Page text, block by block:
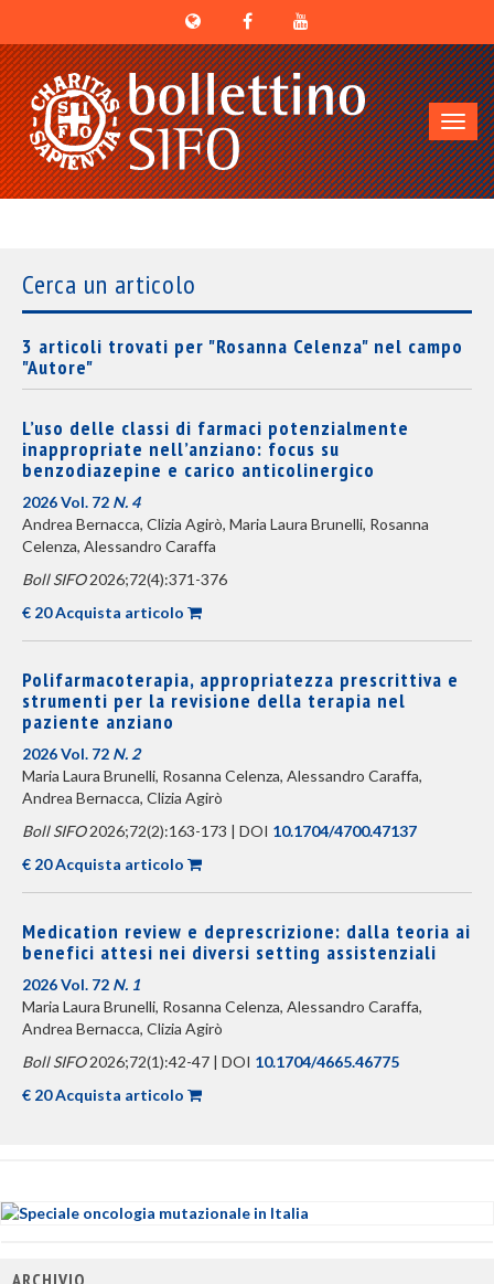
Cerca un articolo
3 articoli trovati per "Rosanna Celenza" nel campo
"Autore"
L’uso delle classi di farmaci potenzialmente
inappropriate nell’anziano: focus su
benzodiazepine e carico anticolinergico
2026 Vol. 72 N. 4
Andrea Bernacca, Clizia Agirò, Maria Laura Brunelli, Rosanna
Celenza, Alessandro Caraffa
Boll SIFO2026;72(4):371-376
€ 20 Acquista articolo
Polifarmacoterapia, appropriatezza prescrittiva e
strumenti per la revisione della terapia nel
paziente anziano
2026 Vol. 72 N. 2
Maria Laura Brunelli, Rosanna Celenza, Alessandro Caraffa,
Andrea Bernacca, Clizia Agirò
Boll SIFO2026;72(2):163-173 | DOI 10.1704/4700.47137
€ 20 Acquista articolo
Medication review e deprescrizione: dalla teoria ai
benefici attesi nei diversi setting assistenziali
2026 Vol. 72 N. 1
Maria Laura Brunelli, Rosanna Celenza, Alessandro Caraffa,
Andrea Bernacca, Clizia Agirò
Boll SIFO2026;72(1):42-47 | DOI 10.1704/4665.46775
€ 20 Acquista articolo
ARCHIVIO